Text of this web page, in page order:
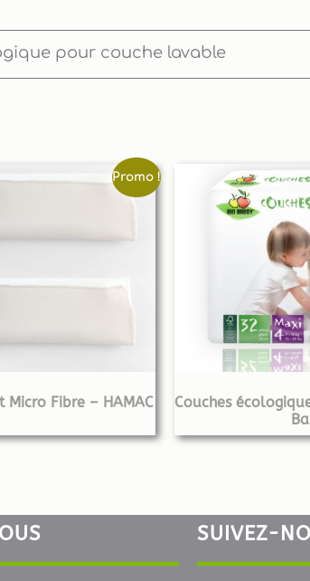
pour couche lavable
Promo !
Micro Fibre – HAMAC
Couches
SUIVEZ-